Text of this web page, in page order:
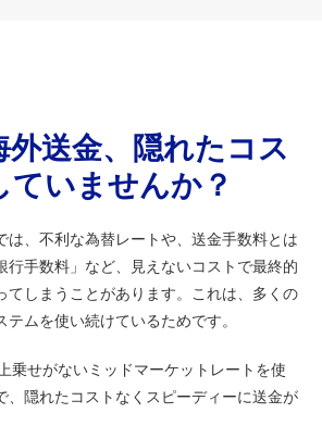
送金、隠れたコス
ていませんか？
は、不利な為替レートや、送金手数料とは
行手数料」など、見えないコストで最終的
てしまうことがあります。これは、多くの
ムを使い続けているためです。
乗せがないミッドマーケットレートを使
、隠れたコストなくスピーディーに送金が